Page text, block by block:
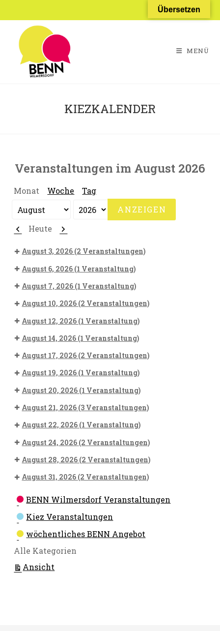
Inhalt
springen
MENÜ
KIEZKALENDER
Veranstaltungen im August 2026
Monat Woche Tag
Monat
Jahr
Zurück
Heute Weiter
August 3, 2026 (2 Veranstaltungen)
August 6, 2026 (1 Veranstaltung)
August 7, 2026 (1 Veranstaltung)
August 10, 2026 (2 Veranstaltungen)
August 12, 2026 (1 Veranstaltung)
August 14, 2026 (1 Veranstaltung)
August 17, 2026 (2 Veranstaltungen)
August 19, 2026 (1 Veranstaltung)
August 20, 2026 (1 Veranstaltung)
August 21, 2026 (3 Veranstaltungen)
August 22, 2026 (1 Veranstaltung)
August 24, 2026 (2 Veranstaltungen)
August 28, 2026 (2 Veranstaltungen)
August 31, 2026 (2 Veranstaltungen)
Kategorien
BENN Wilmersdorf Veranstaltungen
Kiez Veranstaltungen
wöchentliches BENN Angebot
Alle Kategorien
Ansicht
Übersetzen